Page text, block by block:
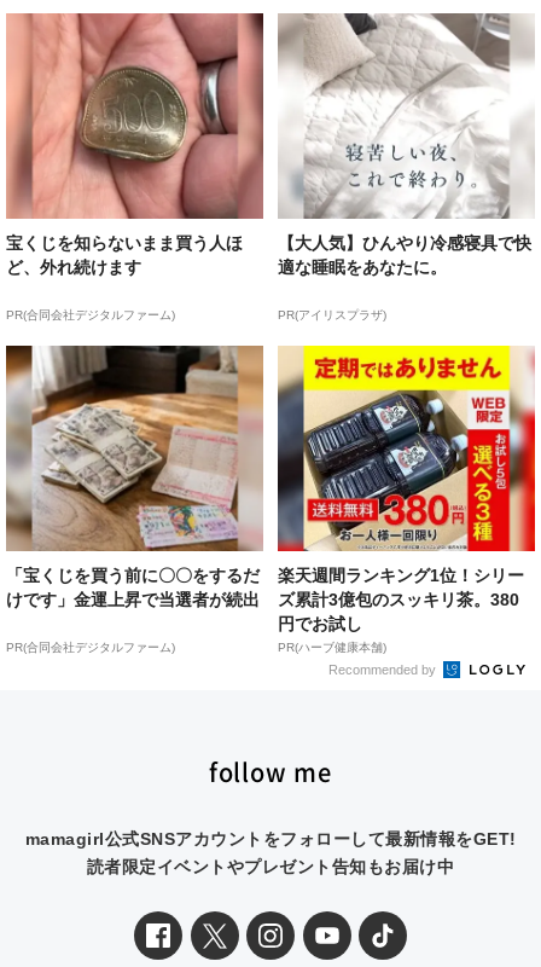
宝くじを知らないまま買う人ほ
ど、外れ続けます
PR(合同会社デジタルファーム)
【大人気】ひんやり冷感寝具で快
適な睡眠をあなたに。
PR(アイリスプラザ)
「宝くじを買う前に〇〇をするだ
けです」金運上昇で当選者が続出
PR(合同会社デジタルファーム)
楽天週間ランキング1位！シリー
ズ累計3億包のスッキリ茶。380
円でお試し
PR(ハーブ健康本舗)
Recommended by
follow me
mamagirl公式SNSアカウントをフォローして最新情報をGET!
読者限定イベントやプレゼント告知もお届け中